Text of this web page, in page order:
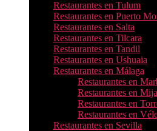
Restaurantes en Tulum
Restaurantes en Puerto
Restaurantes en Salta
Restaurantes en Tilcara
Restaurantes en Tandil
Restaurantes en Ushuaia
Restaurantes en Málaga
Restaurantes en
Restaurantes en
Restaurantes en
Restaurantes en
Restaurantes en Sevilla